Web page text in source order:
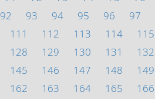
92 93 94 95 96 97
111 112 113 114 115
128 129 130 131 132
145 146 147 148 149
162 163 164 165 166